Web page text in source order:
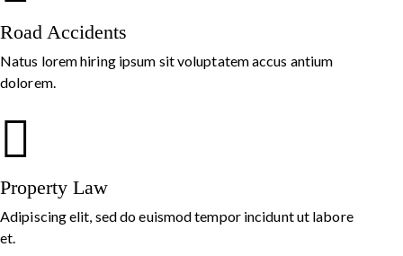
Road Accidents
Natus lorem hiring ipsum sit voluptatem accus antium
dolorem.
Property Law
Adipiscing elit, sed do euismod tempor incidunt ut labore
et.